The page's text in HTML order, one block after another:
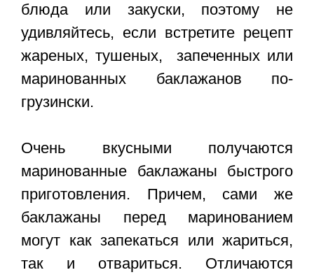
блюда или закуски, поэтому не
удивляйтесь, если встретите рецепт
жареных, тушеных, запеченных или
маринованных баклажанов по-
грузински.
Очень вкусными получаются
маринованные баклажаны быстрого
приготовления. Причем, сами же
баклажаны перед маринованием
могут как запекаться или жариться,
так и отвариться. Отличаются